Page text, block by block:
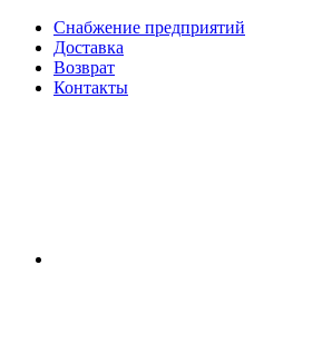
Снабжение предприятий
Доставка
Возврат
Контакты